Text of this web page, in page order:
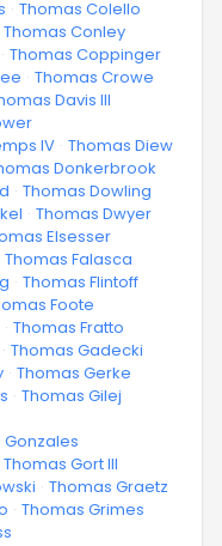
· Thomas Colello
Thomas Conley
· Thomas Coppinger
· Thomas Crowe
Davis III
IV · Thomas Diew
Donkerbrook
· Thomas Dowling
· Thomas Dwyer
Elsesser
Thomas Falasca
· Thomas Flintoff
Foote
· Thomas Fratto
· Thomas Gadecki
· Thomas Gerke
· Thomas Gilej
Thomas Gort III
· Thomas Graetz
· Thomas Grimes